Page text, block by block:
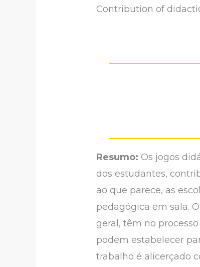
Contribution of
Resumo: Os jogos
dos estudantes,
ao que parece, as
pedagógica em sala.
geral, têm no
podem estabelecer
trabalho é alicerçado